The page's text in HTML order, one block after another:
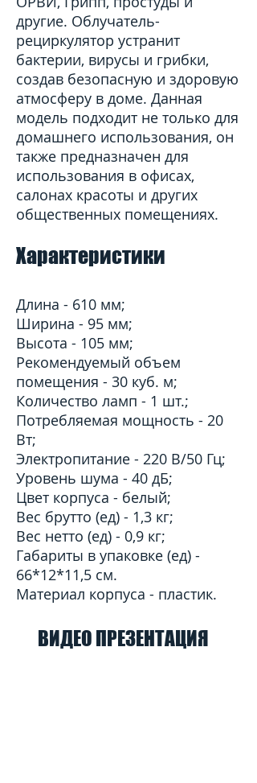
другие. Облучатель-
рециркулятор устранит
бактерии, вирусы и грибки,
создав безопасную и здоровую
атмосферу в доме. Данная
модель подходит не только для
домашнего использования, он
также предназначен для
использования в офисах,
салонах красоты и других
общественных помещениях.
Характеристики
Длина - 610 мм;
Ширина - 95 мм;
Высота - 105 мм;
Рекомендуемый объем
помещения - 30 куб. м;
Количество ламп - 1 шт.;
Потребляемая мощность - 20
Вт;
Электропитание - 220 В/50 Гц;
Уровень шума - 40 дБ;
Цвет корпуса - белый;
Вес брутто (ед) - 1,3 кг;
Вес нетто (ед) - 0,9 кг;
Габариты в упаковке (ед) -
66*12*11,5 см.
Материал корпуса - пластик.
ВИДЕО ПРЕЗЕНТАЦИЯ